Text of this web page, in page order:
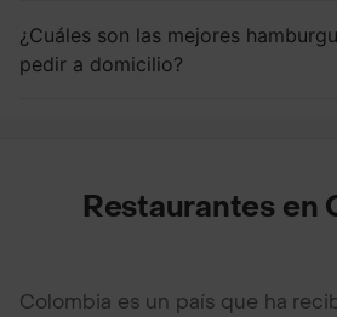
¿Cuáles son las mejores
pedir a domicilio?
Restaurantes en
Colombia es un país que ha